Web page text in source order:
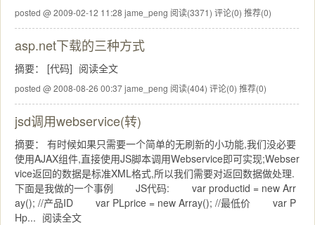
posted @ 2009-02-12 11:28 jame_peng 阅读(3371) 评论(0) 推荐(0)
asp.net下载的三种方式
摘要： [代码] 阅读全文
posted @ 2008-08-26 00:37 jame_peng 阅读(404) 评论(0) 推荐(0)
jsd调用webservice(转)
摘要： 有时候如果只需要一个简单的无刷新的小功能,我们没必要
使用AJAX组件,直接使用JS脚本调用Webservice即可实现;Webser
vice返回的数据是标准XML格式,所以我们需要对返回数据做处理.
下面是我做的一个事例 JS代码: var productid = new Arr
ay(); //产品ID var PLprice = new Array(); //最低价 var P
Hp... 阅读全文